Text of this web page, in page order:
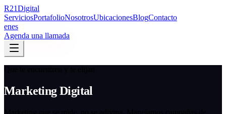
R21Digital
ServiciosPortafolioNosotrosUbicacionesBlogContacto
enes
Agenda una llamada
Marketing Digital